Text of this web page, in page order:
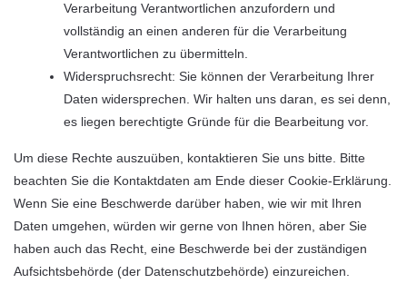
Verarbeitung Verantwortlichen anzufordern und
vollständig an einen anderen für die Verarbeitung
Verantwortlichen zu übermitteln.
Widerspruchsrecht: Sie können der Verarbeitung Ihrer
Daten widersprechen. Wir halten uns daran, es sei denn,
es liegen berechtigte Gründe für die Bearbeitung vor.
Um diese Rechte auszuüben, kontaktieren Sie uns bitte. Bitte
beachten Sie die Kontaktdaten am Ende dieser Cookie-Erklärung.
Wenn Sie eine Beschwerde darüber haben, wie wir mit Ihren
Daten umgehen, würden wir gerne von Ihnen hören, aber Sie
haben auch das Recht, eine Beschwerde bei der zuständigen
Aufsichtsbehörde (der Datenschutzbehörde) einzureichen.